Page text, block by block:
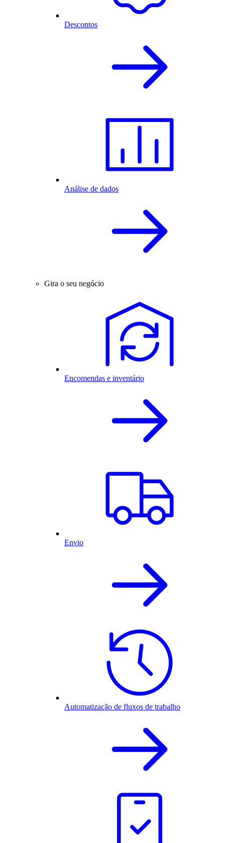
Descontos
Análise de dados
Gira o seu negócio
Encomendas e inventário
Envio
Automatização de fluxos de trabalho